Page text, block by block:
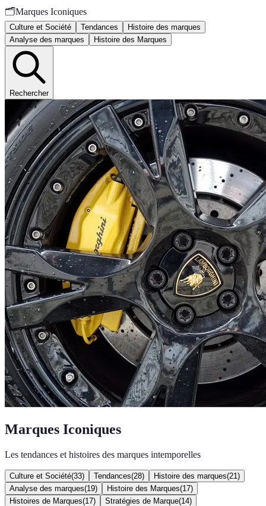
🗂️Marques Iconiques
Culture et Société Tendances
Histoire des marques
Analyse des marques
Histoire des Marques
Rechercher
Marques Iconiques
Les tendances et histoires des marques intemporelles
Culture et Société(33) Tendances(28) Histoire des marques(21 )
Analyse des marques(19) Histoire des Marques(17)
Histoires de Marques(17) Stratégies de Marque(14)